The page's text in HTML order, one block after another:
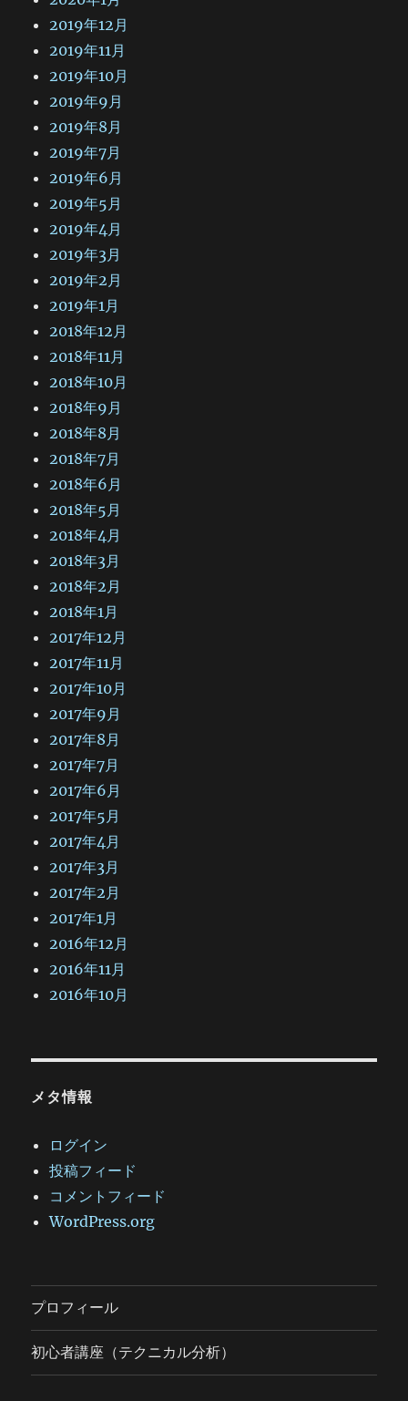
2019年12月
2019年11月
2019年10月
2019年9月
2019年8月
2019年7月
2019年6月
2019年5月
2019年4月
2019年3月
2019年2月
2019年1月
2018年12月
2018年11月
2018年10月
2018年9月
2018年8月
2018年7月
2018年6月
2018年5月
2018年4月
2018年3月
2018年2月
2018年1月
2017年12月
2017年11月
2017年10月
2017年9月
2017年8月
2017年7月
2017年6月
2017年5月
2017年4月
2017年3月
2017年2月
2017年1月
2016年12月
2016年11月
2016年10月
メタ情報
ログイン
投稿フィード
コメントフィード
WordPress.org
プロフィール
初心者講座（テクニカル分析）